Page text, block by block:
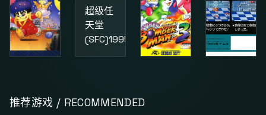
超级任
超级任
天堂
(SFC)1995
推荐游戏 / RECOMMENDED